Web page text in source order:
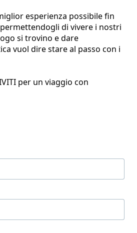
esperienza possibile fin
di vivere i nostri
si trovino e dare
vuol dire stare al passo con i
per un viaggio con